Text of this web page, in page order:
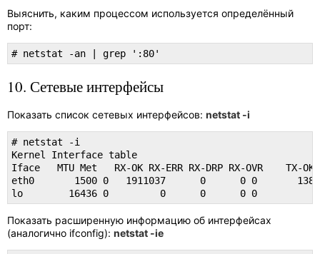
Выяснить, каким процессом используется определённый
порт:
# netstat -an | grep ':80'
10. Сетевые интерфейсы
Показать список сетевых интерфейсов: netstat -i
# netstat -i
Kernel Interface table
Iface   MTU Met   RX-OK RX-ERR RX-DRP RX-OVR    TX-OK
eth0       1500 0   1911037      0      0 0
lo        16436 0         0      0      0 0
Показать расширенную информацию об интерфейсах
(аналогично ifconfig): netstat -ie